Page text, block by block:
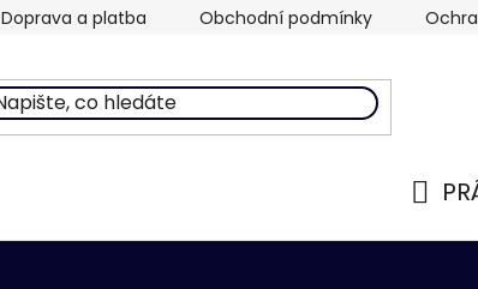
Doprava a platba Obchodní podmínky